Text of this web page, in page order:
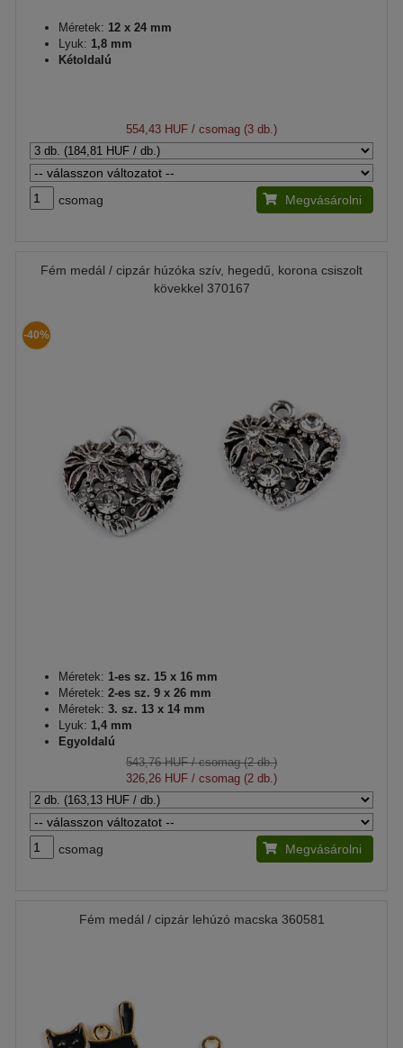
Méretek: 12 x 24 mm
Lyuk: 1,8 mm
Kétoldalú
554,43 HUF / csomag (3 db.)
csomag Megvásárolni
Fém medál / cipzár húzóka szív, hegedű, korona csiszolt
kövekkel 370167
-40%
Méretek: 1-es sz. 15 x 16 mm
Méretek: 2-es sz. 9 x 26 mm
Méretek: 3. sz. 13 x 14 mm
Lyuk: 1,4 mm
Egyoldalú
543,76 HUF/ csomag (2 db.)
326,26 HUF / csomag (2 db.)
csomag Megvásárolni
Fém medál / cipzár lehúzó macska 360581